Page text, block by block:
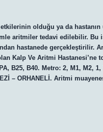
olduğu ya da
aritmiler tedavi edilebilir.
hastanede gerçekleştirilir.
Kalp Ve Aritmi Hastanesi’ne
B25, B40. Metro: 2, M1, M2,
– ORHANELİ. Aritmi